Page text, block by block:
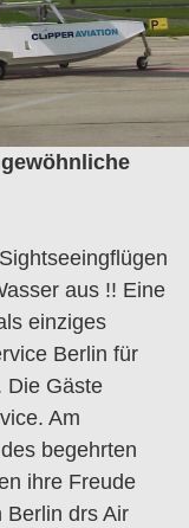
aus !! Eine
einziges
Berlin für
Die Gäste
Am
begehrten
ihre Freude
Berlin drs Air